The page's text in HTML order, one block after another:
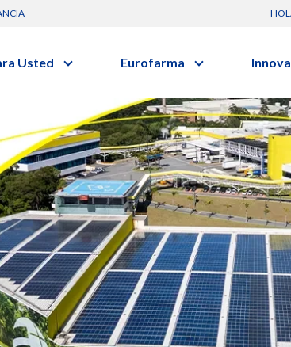
Usted
de Salud
Eurofarma
Actuación
Trabaje Con Nosotros
Certificaciones
Comunicados
Premios y Reconocimientos
Programa de Visitas
Dónde Estamos
Sala de prensa
Nuevos